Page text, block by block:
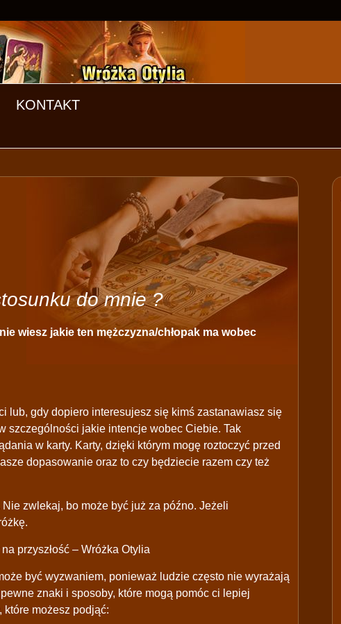
KONTAKT
do mnie ?
wiesz jakie ten mężczyzna/chłopak ma wobec
lub, gdy dopiero interesujesz się kimś zastanawiasz się
szczególności jakie intencje wobec Ciebie. Tak
w karty. Karty, dzięki którym mogę roztoczyć przed
dopasowanie oraz to czy będziecie razem czy też
zwlekaj, bo może być już za późno. Jeżeli
przyszłość – Wróżka Otylia
być wyzwaniem, ponieważ ludzie często nie wyrażają
znaki i sposoby, które mogą pomóc ci lepiej
które możesz podjąć: